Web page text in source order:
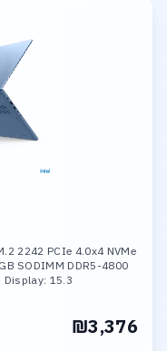
2242 PCIe 4.0x4 NVMe
SODIMM DDR5-4800
Display: 15.3
₪3,376